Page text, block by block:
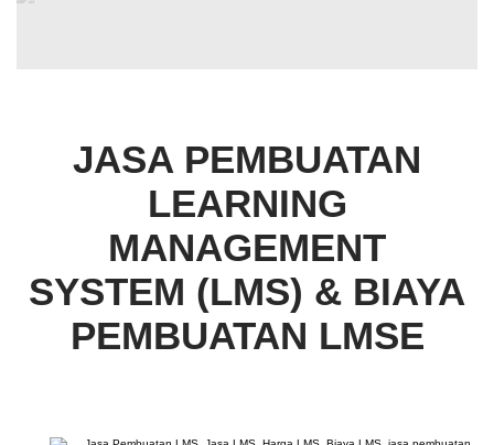
JASA PEMBUATAN
LEARNING
MANAGEMENT
SYSTEM (LMS) & BIAYA
PEMBUATAN LMSE